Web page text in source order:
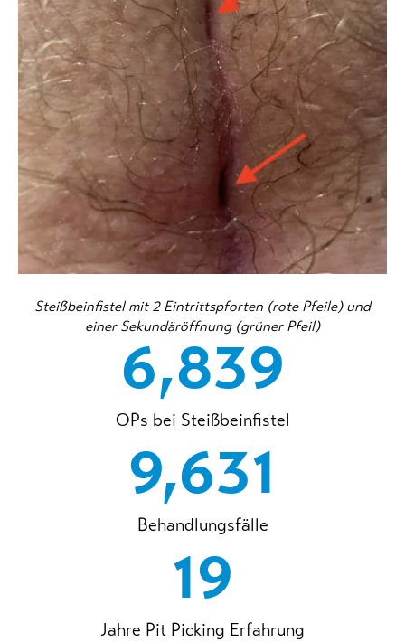
Steißbeinfistel mit 2 Eintrittspforten (rote Pfeile) und
einer Sekundäröffnung (grüner Pfeil)
OPs bei Steißbeinfistel
6,839
Behandlungsfälle
10,051
Jahre Pit Picking Erfahrung
20